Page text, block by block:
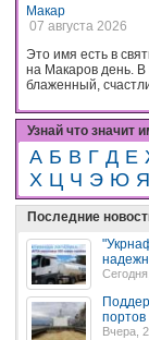
Макар
07 августа 2026
Это имя есть в
на Макаров день. В
блаженный,
Узнай что значит
А Б В Г Д Е
Х Ц Ч Э Ю Я
Последние
портов
Вчера,